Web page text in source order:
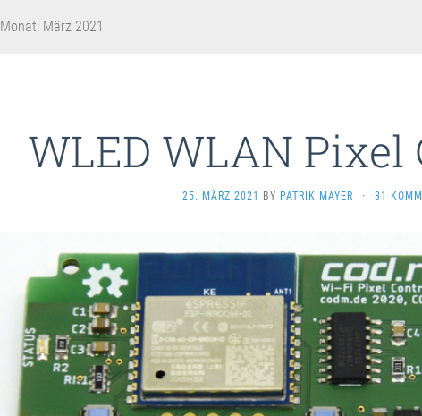
Monat: März 2021
WLED WLAN
25. MÄRZ 2021 BY PATRIK MAYER · 31